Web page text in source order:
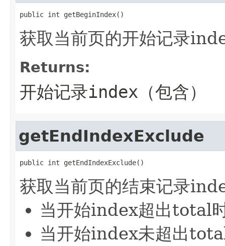
public int getBeginIndex()
获取当前页的开始记录
Returns:
开始记录index（包含）
getEndIndexExclude
public int getEndIndexExclude()
获取当前页的结束记录
当开始index超出total
当开始index未超出